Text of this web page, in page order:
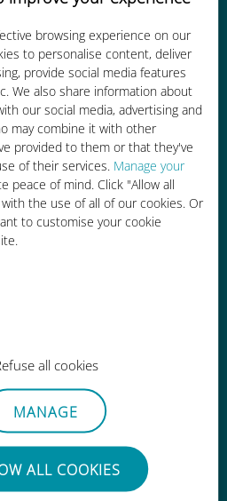
browsing experience on our
to personalise content, deliver
provide social media features
We also share information about
our social media, advertising and
may combine it with other
provided to them or that they've
of their services. Manage your
peace of mind. Click "Allow all
the use of all of our cookies. Or
to customise your cookie
all cookies
MANAGE
ALL COOKIES
más barato que los
con su
actual
recarga
esfuerzo
retirar la tarjeta
SIM